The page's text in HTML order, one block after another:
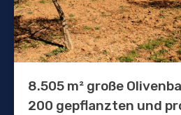
8.505 m² große
200 gepflanzten und